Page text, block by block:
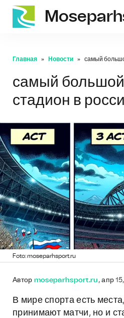
Главная Новости самый
самый
стадион в
Foto: moseparhsport.ru
Автор moseparhsport.ru , апр
В мире спорта есть
принимают матчи, но и